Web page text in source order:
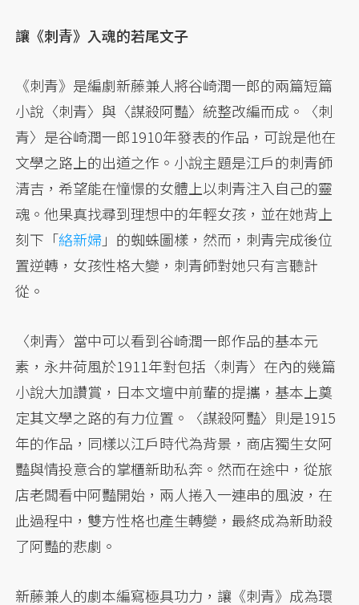
讓《刺青》入魂的若尾文子
《刺青》是編劇新藤兼人將谷崎潤一郎的兩篇短篇
小說〈刺青〉與〈謀殺阿豔〉統整改編而成。〈刺
青〉是谷崎潤一郎1910年發表的作品，可說是他在
文學之路上的出道之作。小說主題是江戶的刺青師
清吉，希望能在憧憬的女體上以刺青注入自己的靈
魂。他果真找尋到理想中的年輕女孩，並在她背上
刻下「絡新婦」的蜘蛛圖樣，然而，刺青完成後位
置逆轉，女孩性格大變，刺青師對她只有言聽計
從。
〈刺青〉當中可以看到谷崎潤一郎作品的基本元
素，永井荷風於1911年對包括〈刺青〉在內的幾篇
小說大加讚賞，日本文壇中前輩的提攜，基本上奠
定其文學之路的有力位置。〈謀殺阿豔〉則是1915
年的作品，同樣以江戶時代為背景，商店獨生女阿
豔與情投意合的掌櫃新助私奔。然而在途中，從旅
店老闆看中阿豔開始，兩人捲入一連串的風波，在
此過程中，雙方性格也產生轉變，最終成為新助殺
了阿豔的悲劇。
新藤兼人的劇本編寫極具功力，讓《刺青》成為環